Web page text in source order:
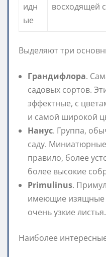
идн
ые
восходящей
Выделяют три
Грандифлора.
садовых сортов.
эффектные, с
и самой широкой
Нанус. Группа,
саду.
правило, более
более высокие
Primulinus.
имеющие изящные
очень узкие листья.
Наиболее